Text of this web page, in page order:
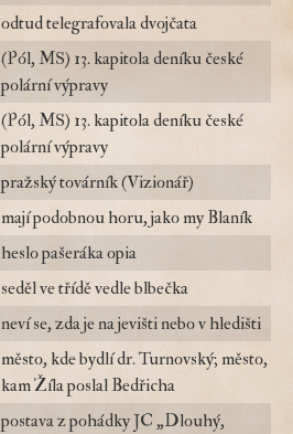
odtud telegrafovala dvojčata
(Pól, MS) 13. kapitola deníku české
polární výpravy
(Pól, MS) 13. kapitola deníku české
polární výpravy
pražský továrník (Vizionář)
mají podobnou horu, jako my Blaník
heslo pašeráka opia
seděl ve třídě vedle blbečka
neví se, zda je na jevišti nebo v hledišti
město, kde bydlí dr. Turnovský; město,
kam Žíla poslal Bedřicha
postava z pohádky JC „Dlouhý,